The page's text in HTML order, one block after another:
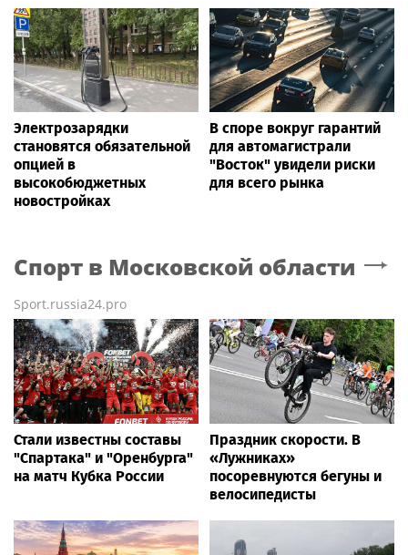
Электрозарядки
становятся обязательной
опцией в
высокобюджетных
новостройках
В споре вокруг гарантий
для автомагистрали
"Восток" увидели риски
для всего рынка
Спорт в Московской области
Sport.russia24.pro
Стали известны составы
"Спартака" и "Оренбурга"
на матч Кубка России
Праздник скорости. В
«Лужниках»
посоревнуются бегуны и
велосипедисты